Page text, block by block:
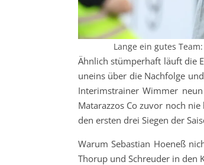
Lange ein gutes
Ähnlich stümperhaft läuft die
uneins über die Nachfolge
Interimstrainer Wimmer
Matarazzos Co zuvor noch
den ersten drei Siegen der
Warum Sebastian Hoeneß
Thorup und Schreuder in den